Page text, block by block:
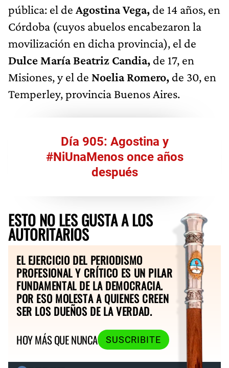
pública: el de Agostina Vega, de 14 años, en
Córdoba (cuyos abuelos encabezaron la
movilización en dicha provincia), el de
Dulce María Beatriz Candia, de 17, en
Misiones, y el de Noelia Romero, de 30, en
Temperley, provincia Buenos Aires.
Día 905: Agostina y
#NiUnaMenos once años
después
ESTO NO LES GUSTA A LOS
AUTORITARIOS
EL EJERCICIO DEL PERIODISMO
PROFESIONAL Y CRÍTICO ES UN PILAR
FUNDAMENTAL DE LA DEMOCRACIA.
POR ESO MOLESTA A QUIENES CREEN
SER LOS DUEÑOS DE LA VERDAD.
HOY MÁS QUE NUNCA
SUSCRIBITE